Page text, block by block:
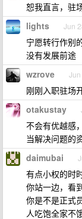
恕我直言，驻
lights Jun
宁愿转行作别
没有发展前途
wzrove
刚刚入职驻场
otakustay
不会有优越感
当解决问题的
daimubai
有点小权的时
你站一边，看
你是不是正式
人吃饱全家不